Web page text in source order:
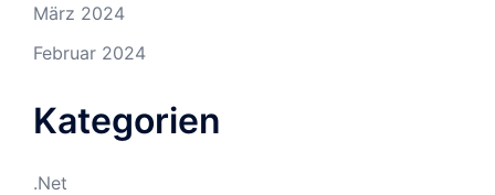
März 2024
Februar 2024
Kategorien
.Net